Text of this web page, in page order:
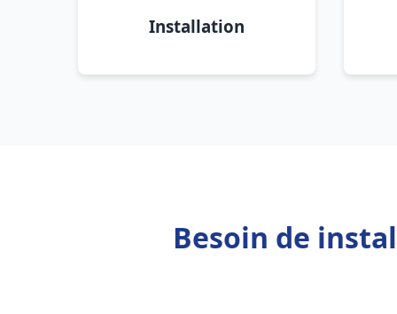
Installation
Besoin de